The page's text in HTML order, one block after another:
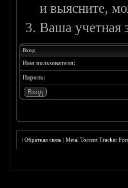
и выясните,
Ваша учетная
Вход
Имя пользователя:
Пароль:
|Обратная связь |Metal Torrent Tracker